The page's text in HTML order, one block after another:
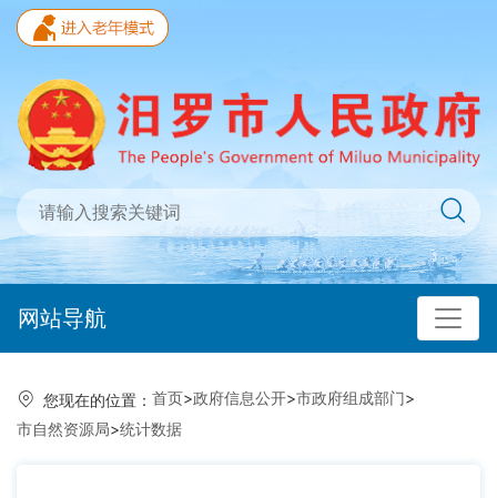
网站导航
您现在的位置： 首页>政府信息公开>市政府组成部门>
市自然资源局>统计数据